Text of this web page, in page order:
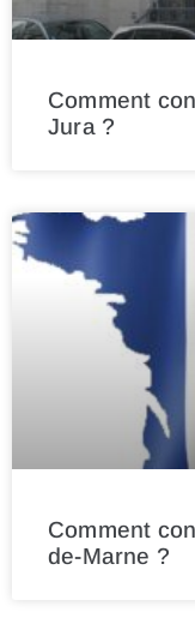
Comment
Jura ?
Comment
de-Marne ?